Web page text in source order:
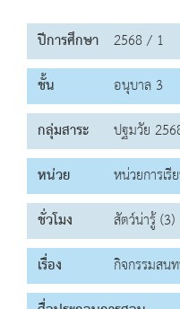
ปีการศึกษา 2568 / 1
ชั้น
อนุบาล 3
กลุ่มสาระ
ปฐมวัย
หน่วย
หน่วยการเ
ชั่วโมง
สัตว์น่ารู้
เรื่อง
กิจกรรมสน